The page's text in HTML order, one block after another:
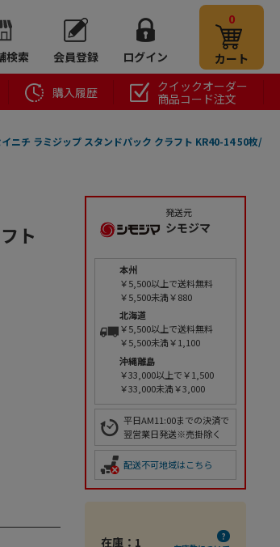
検索 会員登録 ログイン
0
カート
購入履歴
クイックオーダー
商品コード注文
ニチ ラミジップ スタンドパック クラフト KR40-14 50枚/
ト
発送元
シモジマ
本州
￥5,500以上で送料無料
￥5,500未満￥880
北海道
￥5,500以上で送料無料
￥5,500未満￥1,100
沖縄離島
￥33,000以上で￥1,500
￥33,000未満￥3,000
平日AM11:00までの決済で
翌営業日発送※売掛除く
配送不可地域はこちら
在庫： 1